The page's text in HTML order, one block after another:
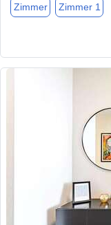
Zimmer Zimmer 1